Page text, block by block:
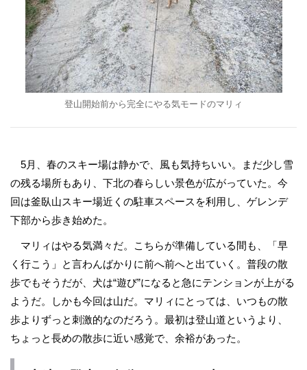
登山開始前から完全にやる気モードのマリィ
5月、春のスキー場は静かで、風も気持ちいい。まだ少し雪
の残る場所もあり、下北の春らしい景色が広がっていた。今
回は釜臥山スキー場近くの駐車スペースを利用し、ゲレンデ
下部から歩き始めた。
マリィはやる気満々だ。こちらが準備している間も、「早
く行こう」と言わんばかりに前へ前へと出ていく。普段の散
歩でもそうだが、犬は“遊び”になると急にテンションが上がる
ようだ。しかも今回は山だ。マリィにとっては、いつもの散
歩よりずっと刺激的なのだろう。最初は登山道というより、
ちょっと長めの散歩に近い感覚で、余裕があった。